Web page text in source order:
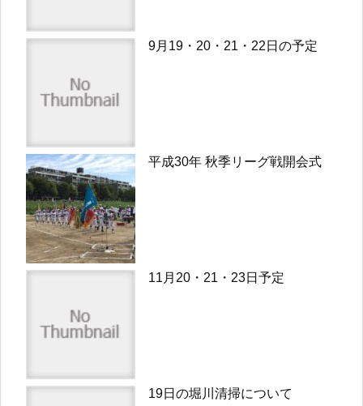
9月19・20・21・22日の予定
平成30年 秋季リーグ戦開会式
11月20・21・23日予定
19日の堀川清掃について